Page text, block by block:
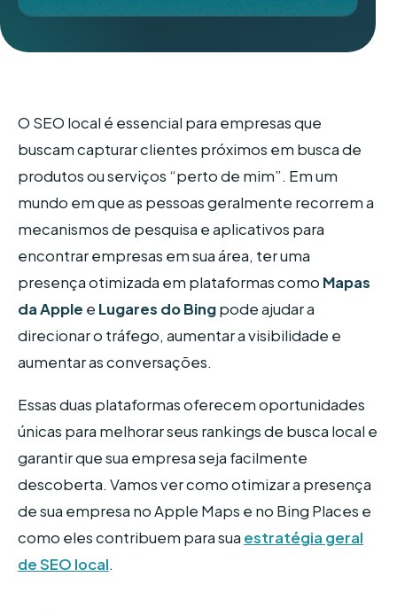
O SEO local é essencial para empresas que
buscam capturar clientes próximos em busca de
produtos ou serviços “perto de mim”. Em um
mundo em que as pessoas geralmente recorrem a
mecanismos de pesquisa e aplicativos para
encontrar empresas em sua área, ter uma
presença otimizada em plataformas como Mapas
da Apple e Lugares do Bingpode ajudar a
direcionar o tráfego, aumentar a visibilidade e
aumentar as conversações.
Essas duas plataformas oferecem oportunidades
únicas para melhorar seus rankings de busca local e
garantir que sua empresa seja facilmente
descoberta. Vamos ver como otimizar a presença
de sua empresa no Apple Maps e no Bing Places e
como eles contribuem para sua estratégia geral
de SEO local.